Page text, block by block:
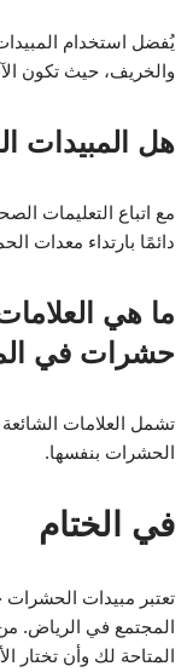
يُفضل استخدام
والخريف، حيث تكون
هل المبيدات
مع اتباع التعليمات
دائمًا بارتداء معدات
ما هي
حشرات في
تشمل العلامات
الحشرات بنفسها.
في الختام
تعتبر مبيدات
المجتمع في الرياض.
المتاحة لك وأن تختار